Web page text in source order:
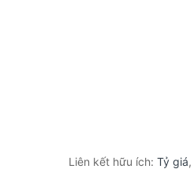
Liên kết hữu ích: Tỷ giá,